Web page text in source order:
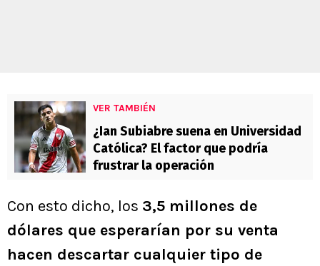
VER TAMBIÉN
¿Ian Subiabre suena en Universidad
Católica? El factor que podría
frustrar la operación
Con esto dicho, los 3,5 millones de
dólares que esperarían por su venta
hacen descartar cualquier tipo de